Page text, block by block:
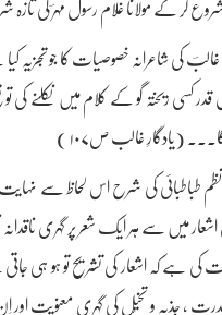
شروع کر کے مولانا غلام رسول مہرؔ کی
کی شاعرانہ خصوصیات کا جو تجزیہ
کسی ریختہ گو کے کلام میں نکلنے کی
(یادگارِ غالب ص۱۰۷ )
طباطبائی کی شرح اس لحاظ سے نہایت
میں سے ہر ایک شعر پر گہری
کی ہے کہ اشعار کی تشریح تو ہو ہی
ندرت ، جذبہ و تخیّل کی گہری